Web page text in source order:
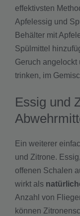
effektivsten
Apfelessig und
Behälter mit
Spülmittel
Geruch angelockt
trinken, im
Essig und
Ein weiterer
und Zitrone.
offenen Schalen
wirkt als
Anzahl von
können